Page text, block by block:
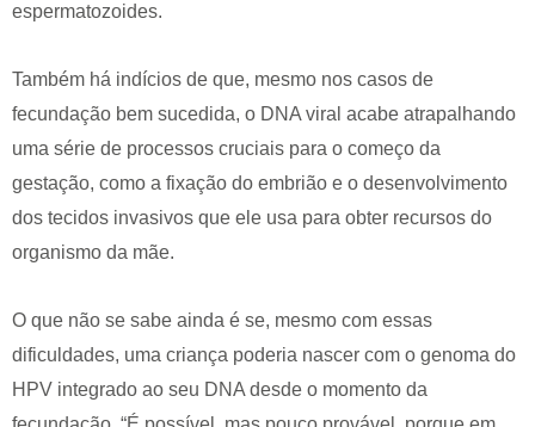
espermatozoides.
Também há indícios de que, mesmo nos casos de
fecundação bem sucedida, o DNA viral acabe atrapalhando
uma série de processos cruciais para o começo da
gestação, como a fixação do embrião e o desenvolvimento
dos tecidos invasivos que ele usa para obter recursos do
organismo da mãe.
O que não se sabe ainda é se, mesmo com essas
dificuldades, uma criança poderia nascer com o genoma do
HPV integrado ao seu DNA desde o momento da